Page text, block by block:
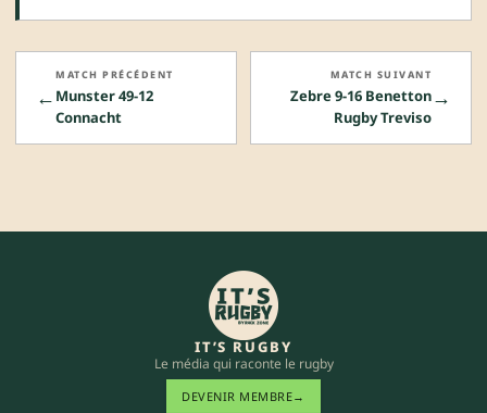
←
MATCH PRÉCÉDENT
Munster 49-12
Connacht
→
MATCH SUIVANT
Zebre 9-16 Benetton
Rugby Treviso
IT’S RUGBY
Le média qui raconte le rugby
DEVENIR MEMBRE→